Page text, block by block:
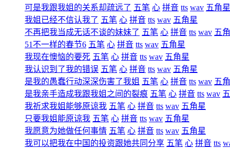
可是我跟我姐的关系却疏远了 五笔 心 拼音 tts wav 五角星
我姐已经不信认我了 五笔 心 拼音 tts wav 五角星
不再把我当成无话不谈的妹妹了 五笔 心 拼音 tts wav 五
51不一样的春节6 五笔 心 拼音 tts wav 五角星
我现在懊恼的要死 五笔 心 拼音 tts wav 五角星
我认识到了我的错误 五笔 心 拼音 tts wav 五角星
是我的愚蠢行动深深伤害了我姐 五笔 心 拼音 tts wav 五
是我亲手造成我跟我姐之间的裂痕 五笔 心 拼音 tts wav
我祈求我姐能够原谅我 五笔 心 拼音 tts wav 五角星
只要我姐能原谅我 五笔 心 拼音 tts wav 五角星
我愿意为她做任何事情 五笔 心 拼音 tts wav 五角星
我可以把我在中国的投资跟她共同分享 五笔 心 拼音 tts